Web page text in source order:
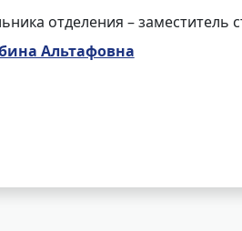
отделения – заместитель
Альтафовна